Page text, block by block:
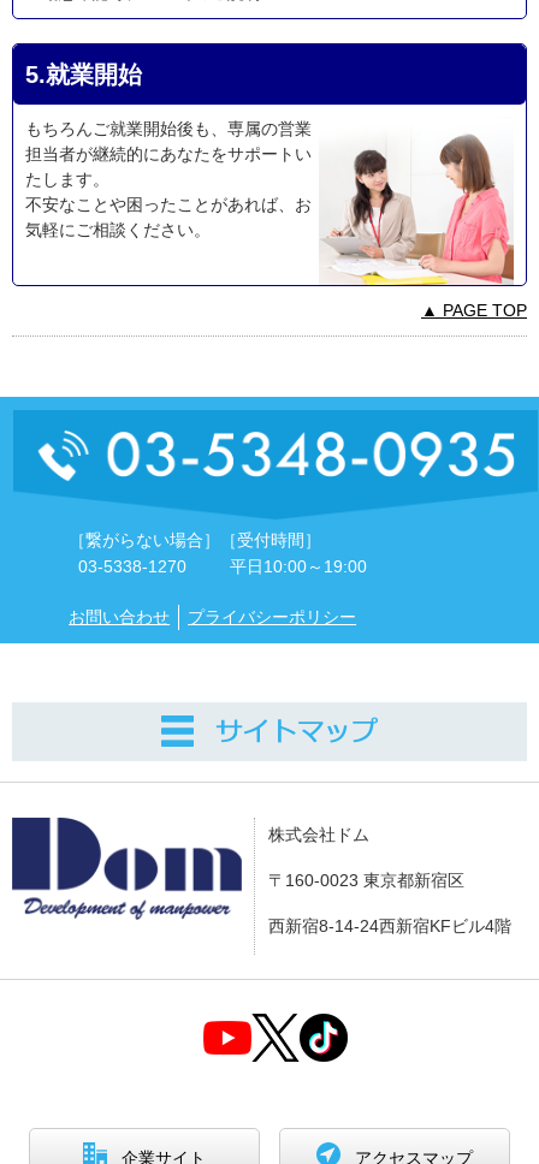
5.就業開始
もちろんご就業開始後も、専属の営業
担当者が継続的にあなたをサポートい
たします。
不安なことや困ったことがあれば、お
気軽にご相談ください。
▲ PAGE TOP
［繋がらない場合］
03-5338-1270
［受付時間］
平日10:00～19:00
お問い合わせ プライバシーポリシー
株式会社ドム
〒160-0023 東京都新宿区
西新宿8-14-24西新宿KFビル4階
企業サイト アクセスマップ